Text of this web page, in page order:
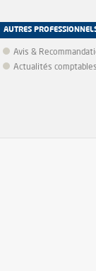
AUTRES
Avis &
Actualités comptables